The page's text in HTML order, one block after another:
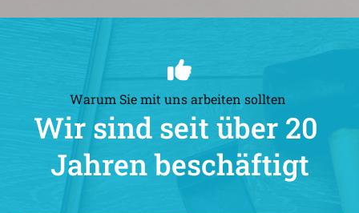
Warum Sie mit uns arbeiten sollten
Wir sind seit über 20
Jahren beschäftigt